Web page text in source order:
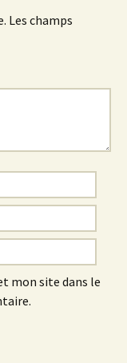
Les champs
mon site dans le